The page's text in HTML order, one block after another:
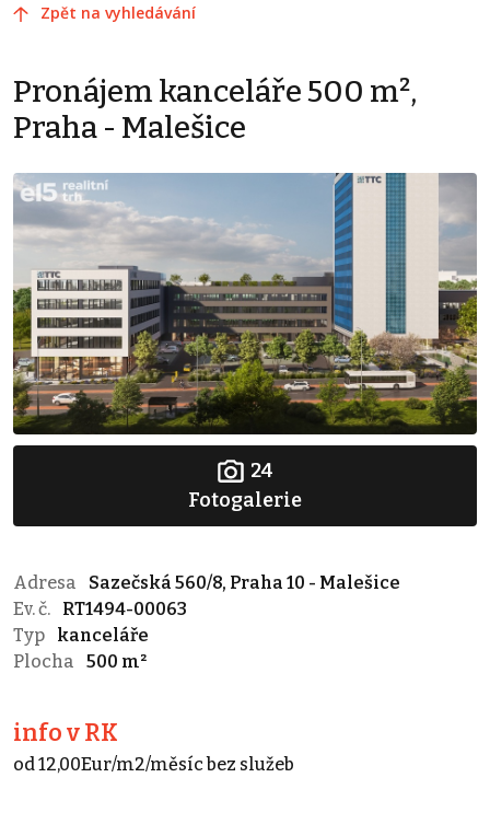
Zpět na vyhledávání
Pronájem kanceláře 500 m²,
Praha - Malešice
24
Fotogalerie
Adresa
Sazečská 560/8, Praha 10 - Malešice
Ev. č.
RT1494-00063
Typ
kanceláře
Plocha
500 m²
info v RK
od 12,00Eur/m2/měsíc bez služeb